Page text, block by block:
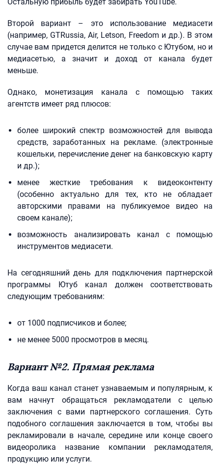
Второй вариант – это использование медиасети
(например, GTRussia, Air, Letson, Freedom и др.). В этом
случае вам придется делится не только с Ютубом, но и
медиасетью, а значит и доход от канала будет
меньше.
Однако, монетизация канала с помощью таких
агентств имеет ряд плюсов:
более широкий спектр возможностей для вывода
средств, заработанных на рекламе. (электронные
кошельки, перечисление денег на банковскую карту
и др.);
менее жесткие требования к видеоконтенту
(особенно актуально для тех, кто не обладает
авторскими правами на публикуемое видео на
своем канале);
возможность анализировать канал с помощью
инструментов медиасети.
На сегодняшний день для подключения партнерской
программы Ютуб канал должен соответствовать
следующим требованиям:
от 1000 подписчиков и более;
не менее 5000 просмотров в месяц.
Вариант №2. Прямая реклама
Когда ваш канал станет узнаваемым и популярным, к
вам начнут обращаться рекламодатели с целью
заключения с вами партнерского соглашения. Суть
подобного соглашения заключается в том, чтобы вы
рекламировали в начале, середине или конце своего
видеоролика название компании рекламодателя,
продукцию или услуги.